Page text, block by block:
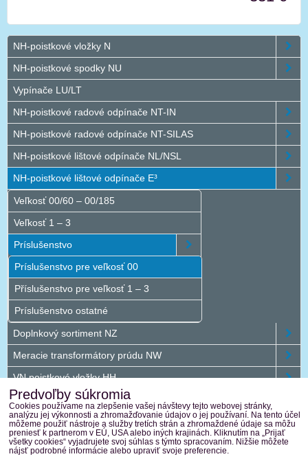
NH-poistkové vložky N
NH-poistkové spodky NU
Vypínače LU/LT
NH-poistkové radové odpínače NT-IN
NH-poistkové radové odpínače NT-SILAS
NH-poistkové lištové odpínače NL/NSL
NH-poistkové lištové odpínače E³
Veľkosť 00/60 – 00/185
Veľkosť 1 – 3
Príslušenstvo
Príslušenstvo pre veľkosť 00
Příslušenstvo pre veľkosť 1 – 3
Príslušenstvo ostatné
Doplnkový sortiment NZ
Meracie transformátory prúdu NW
VN poistkové vložky HH
Jednosmerný program DC
Vonkajšie plastové rozvádzače
Terasaki
Predvoľby súkromia
Cookies používame na zlepšenie vašej návštevy tejto webovej stránky,
analýzu jej výkonnosti a zhromažďovanie údajov o jej používaní. Na tento účel
môžeme použiť nástroje a služby tretích strán a zhromaždené údaje sa môžu
preniesť k partnerom v EÚ, USA alebo iných krajinách. Kliknutím na „Prijať
všetky cookies“ vyjadrujete svoj súhlas s týmto spracovaním. Nižšie môžete
nájsť podrobné informácie alebo upraviť svoje preferencie.